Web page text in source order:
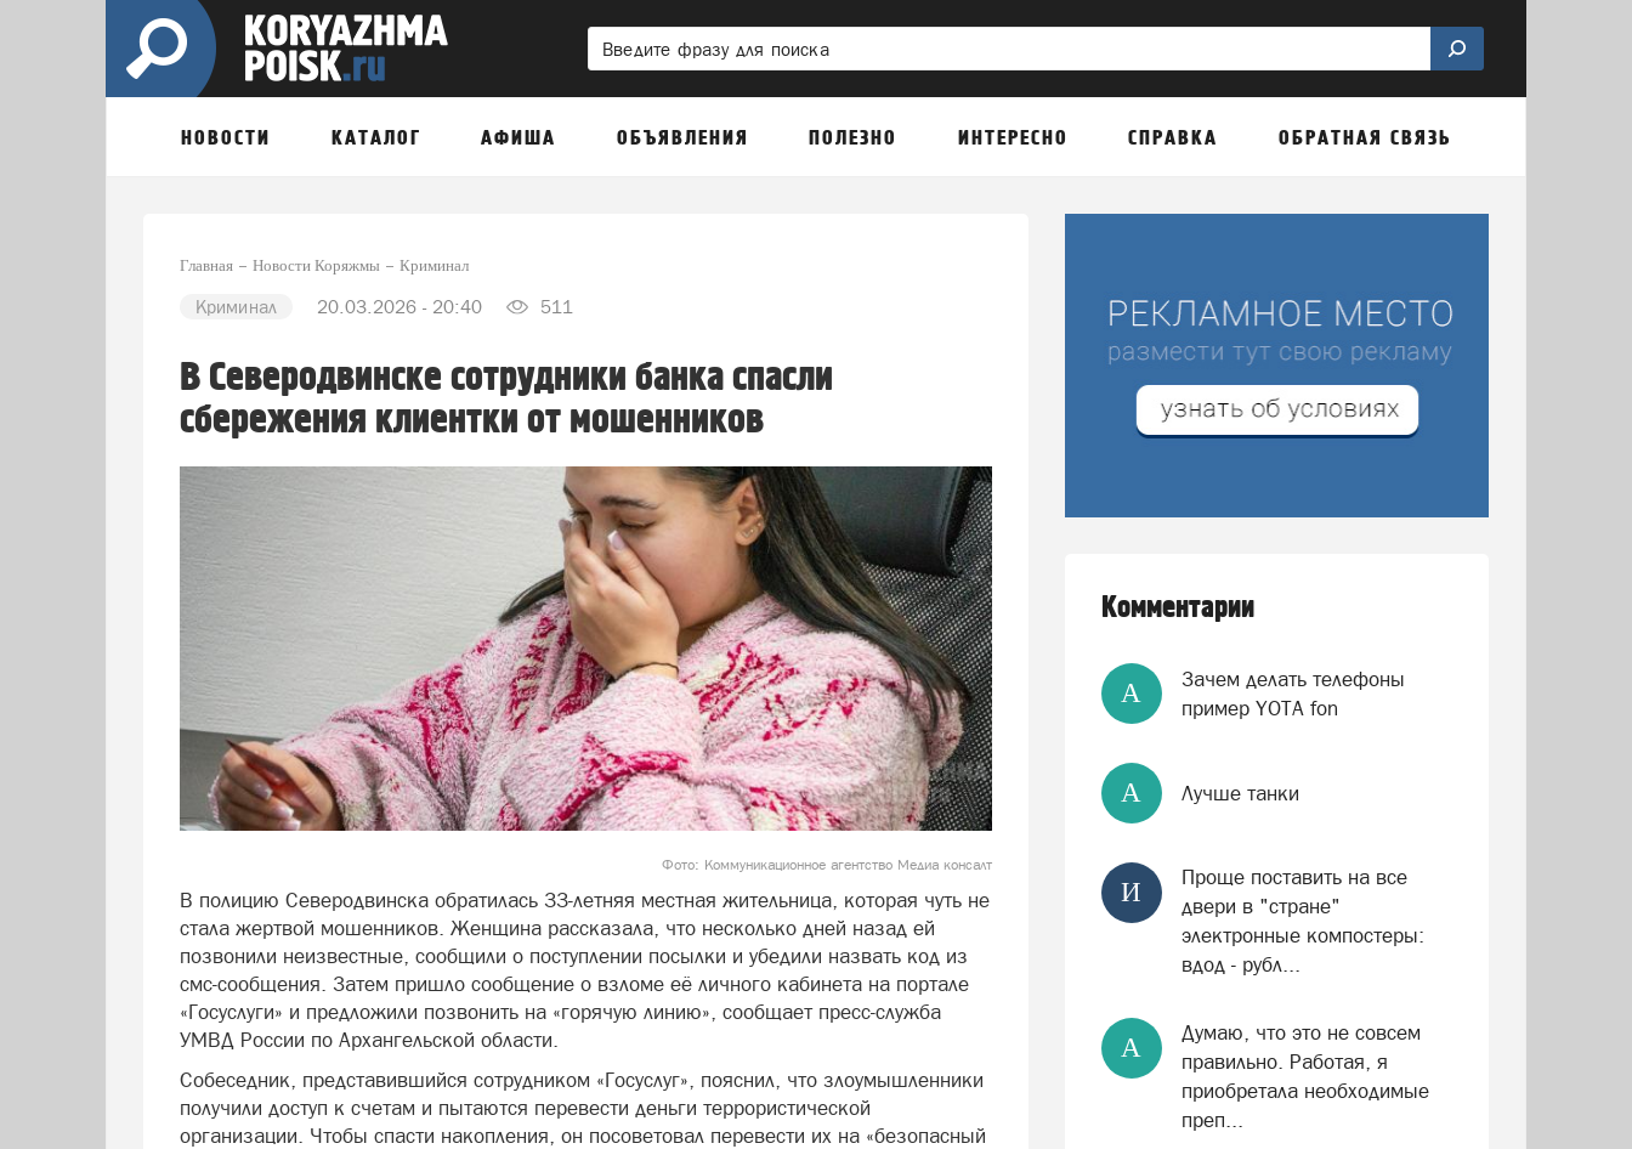
НОВОСТИ КАТАЛОГ АФИША ОБЪЯВЛЕНИЯ ПОЛЕЗНО ИНТЕРЕСНО СПРАВКА ОБРАТНАЯ СВЯЗЬ
Главная Новости Коряжмы Криминал
Криминал 20.03.2026 - 20:40 511
В Северодвинске сотрудники банка спасли
сбережения клиентки от мошенников
Фото: Коммуникационное агентство Медиа консалт
В полицию Северодвинска обратилась 33-летняя местная жительница, которая чуть не
стала жертвой мошенников. Женщина рассказала, что несколько дней назад ей
позвонили неизвестные, сообщили о поступлении посылки и убедили назвать код из
смс-сообщения. Затем пришло сообщение о взломе её личного кабинета на портале
«Госуслуги» и предложили позвонить на «горячую линию», сообщает пресс-служба
УМВД России по Архангельской области.
Собеседник, представившийся сотрудником «Госуслуг», пояснил, что злоумышленники
получили доступ к счетам и пытаются перевести деньги террористической
организации. Чтобы спасти накопления, он посоветовал перевести их на «безопасный
Комментарии
А
Зачем делать телефоны
пример YOTA fon
А Лучше танки
И
Проще поставить на все
двери в "стране"
электронные компостеры:
вдод - рубл...
А
Думаю, что это не совсем
правильно. Работая, я
приобретала необходимые
преп...